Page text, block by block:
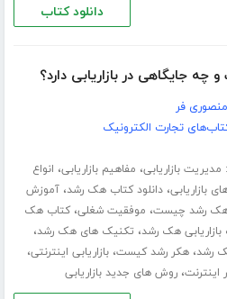
دانلود کتاب
جایگاهی در بازاریابی دارد؟
فر
تجارت الکترونیک
مدیریت بازاریابی، مفاهیم بازاریابی، انواع
بازاریابی،دانلود کتاب هک رشد،آموزش
رشد چیست، موفقیت شغلی،کتاب هک
بازاریابی هک رشد، تکنیک های هک رشد،
رشد،هکر رشد کیست،بازاریابی اینترنتی،
اینترنت،روش های جدید بازاریابی